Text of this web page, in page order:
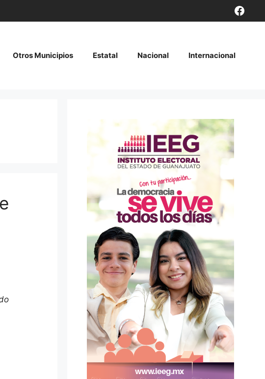
Otros Municipios Estatal Nacional Internacional